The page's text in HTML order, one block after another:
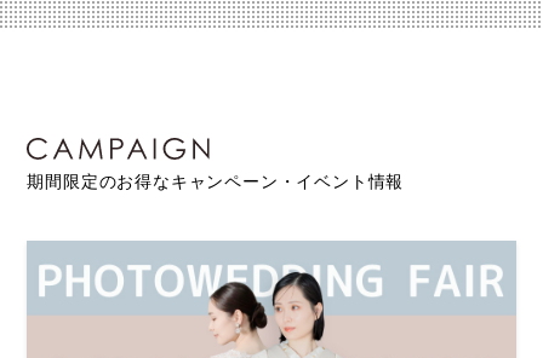
期間限定のお得なキャンペーン・イベント情報